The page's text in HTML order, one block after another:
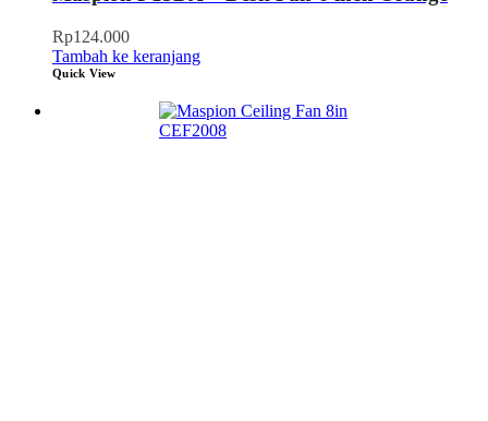
Rp124.000
Tambah ke keranjang
Quick View